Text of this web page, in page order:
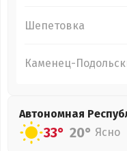
Шепетовка
Каменец-
Автономная
33° 20° Ясно